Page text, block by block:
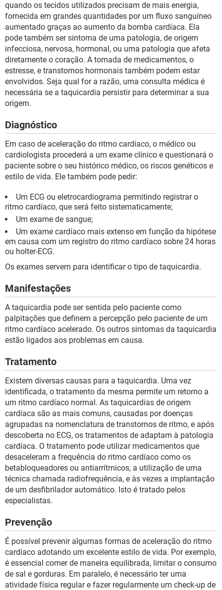
quando os tecidos utilizados precisam de mais energia,
fornecida em grandes quantidades por um fluxo sanguíneo
aumentado graças ao aumento da bomba cardíaca. Ela
pode também ser sintoma de uma patologia, de origem
infecciosa, nervosa, hormonal, ou uma patologia que afeta
diretamente o coração. A tomada de medicamentos, o
estresse, e transtornos hormonais também podem estar
envolvidos. Seja qual for a razão, uma consulta médica é
necessária se a taquicardia persistir para determinar a sua
origem.
Diagnóstico
Em caso de aceleração do ritmo cardíaco, o médico ou
cardiologista procederá a um exame clínico e questionará o
paciente sobre o seu histórico médico, os riscos genéticos e
estilo de vida. Ele também pode pedir:
Um ECG ou eletrocardiograma permitindo registrar o
ritmo cardíaco, que será feito sistematicamente;
Um exame de sangue;
Um exame cardíaco mais extenso em função da hipótese
em causa com um registro do ritmo cardíaco sobre 24 horas
ou holter-ECG.
Os exames servem para identificar o tipo de taquicardia.
Manifestações
A taquicardia pode ser sentida pelo paciente como
palpitações que definem a percepção pelo paciente de um
ritmo cardíaco acelerado. Os outros sintomas da taquicardia
estão ligados aos problemas em causa.
Tratamento
Existem diversas causas para a taquicardia. Uma vez
identificada, o tratamento da mesma permite um retorno a
um ritmo cardíaco normal. As taquicardias de origem
cardíaca são as mais comuns, causadas por doenças
agrupadas na nomenclatura de transtornos de ritmo, e após
descoberta no ECG, os tratamentos de adaptam à patologia
cardíaca. O tratamento pode utilizar medicamentos que
desaceleram a frequência do ritmo cardíaco como os
betabloqueadores ou antiarrítmicos, a utilização de uma
técnica chamada radiofrequência, e às vezes a implantação
de um desfibrilador automático. Isto é tratado pelos
especialistas.
Prevenção
É possível prevenir algumas formas de aceleração do ritmo
cardíaco adotando um excelente estilo de vida. Por exemplo,
é essencial comer de maneira equilibrada, limitar o consumo
de sal e gorduras. Em paralelo, é necessário ter uma
atividade física regular e fazer regularmente um check-up de